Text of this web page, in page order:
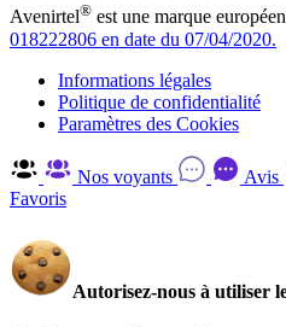
Avenirtel® est une marque
018222806 en date du 07/04/2020.
Informations légales
Politique de confidentialité
Paramètres des Cookies
Nos voyants Avis
Favoris
Autorisez-nous à utiliser